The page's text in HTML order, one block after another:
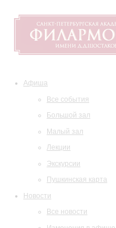
Афиша
Все события
Большой зал
Малый зал
Лекции
Экскурсии
Пушкинская карта
Новости
Все новости